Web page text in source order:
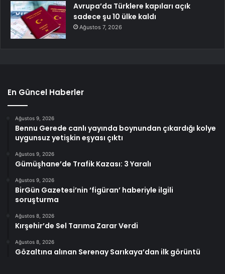
Avrupa’da Türklere kapıları açık
sadece şu 10 ülke kaldı
Ağustos 7, 2026
En Güncel Haberler
Ağustos 9, 2026
Bennu Gerede canlı yayında boynundan çıkardığı kolye
uygunsuz yetişkin eşyası çıktı
Ağustos 9, 2026
Gümüşhane’de Trafik Kazası: 3 Yaralı
Ağustos 9, 2026
BirGün Gazetesi’nin ‘figüran’ haberiyle ilgili
soruşturma
Ağustos 8, 2026
Kırşehir’de Sel Tarıma Zarar Verdi
Ağustos 8, 2026
Gözaltına alınan Serenay Sarıkaya’dan ilk görüntü